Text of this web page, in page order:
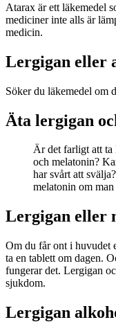
Atarax är ett läkemedel
mediciner inte alls är
medicin.
Lergigan eller
Söker du läkemedel om
Äta lergigan
Är det farligt att ta
och melatonin?
har svårt att
melatonin om
Lergigan eller
Om du får ont i huvudet
ta en tablett om dagen.
fungerar det. Lergigan
sjukdom.
Lergigan